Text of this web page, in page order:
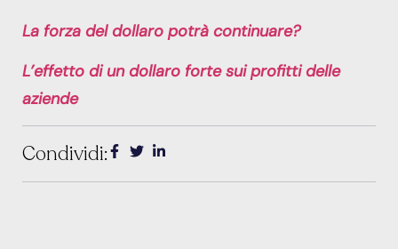
La forza del dollaro potrà continuare?
L’effetto di un dollaro forte sui profitti delle
aziende
Condividi: